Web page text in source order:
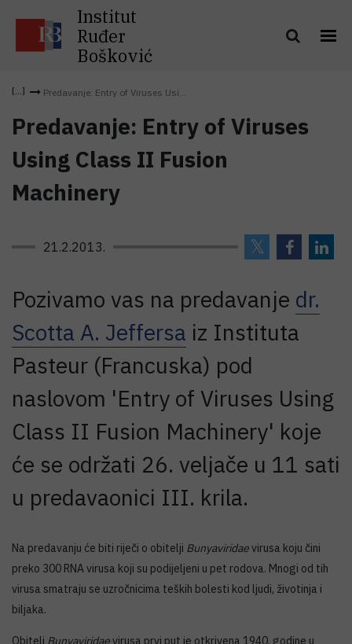
Institut
Ruđer
Bošković
Predavanje: Entry of Viruses Usi...
Predavanje: Entry of Viruses
Using Class II Fusion
Machinery
21.2.2013.
Pozivamo vas na predavanje dr.
Scotta A. Jeffersa iz Instituta
Pasteur (Francuska) pod
naslovom 'Entry of Viruses Using
Class II Fusion Machinery' koje
će se održati 26. veljače u 11 sati
u predavaonici III. krila.
Na predavanju će biti riječi o obitelji Bunyaviridaevirusa koju čini
preko 300 RNA virusa koji su podijeljeni u pet rodova. Mnogi od tih
virusa smatraju se uzročnicima teških bolesti kod ljudi, životinja i
biljaka.
Obitelj Bunyaviridaevirusa prvi put je otkrivena 1940. godine u